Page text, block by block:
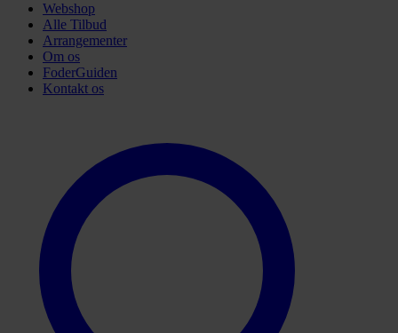
Webshop
Alle Tilbud
Arrangementer
Om os
FoderGuiden
Kontakt os